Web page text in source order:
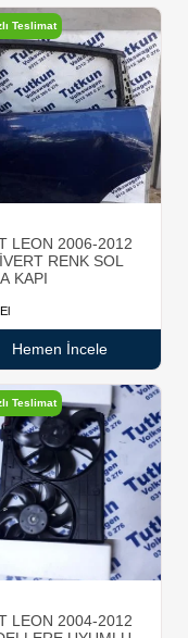
Teslimat
LEON 2006-2012
RENK SOL
KAPI
Hemen İncele
Teslimat
LEON 2004-2012